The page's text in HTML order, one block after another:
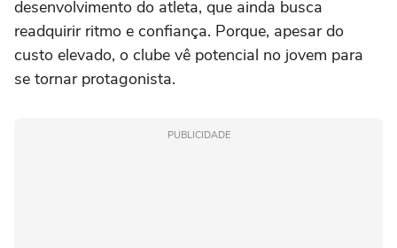
desenvolvimento do atleta, que ainda busca
readquirir ritmo e confiança. Porque, apesar do
custo elevado, o clube vê potencial no jovem para
se tornar protagonista.
PUBLICIDADE